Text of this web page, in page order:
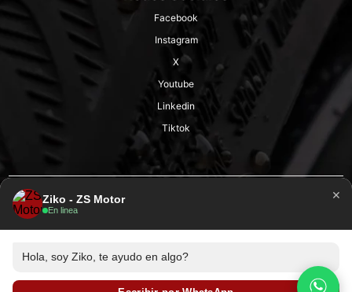
Facebook
Instagram
X
Youtube
Linkedin
Tiktok
Ziko - ZS Motor
En linea
×
Hola, soy Ziko, te ayudo en algo?